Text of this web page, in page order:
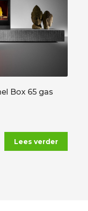
Box 65 gas
Lees verder